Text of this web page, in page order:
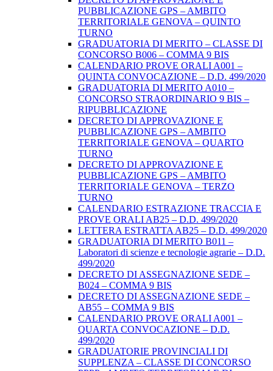
PUBBLICAZIONE GPS – AMBITO
TERRITORIALE GENOVA – QUINTO
TURNO
GRADUATORIA DI MERITO – CLASSE DI
CONCORSO B006 – COMMA 9 BIS
CALENDARIO PROVE ORALI A001 –
QUINTA CONVOCAZIONE – D.D. 499/2020
GRADUATORIA DI MERITO A010 –
CONCORSO STRAORDINARIO 9 BIS –
RIPUBBLICAZIONE
DECRETO DI APPROVAZIONE E
PUBBLICAZIONE GPS – AMBITO
TERRITORIALE GENOVA – QUARTO
TURNO
DECRETO DI APPROVAZIONE E
PUBBLICAZIONE GPS – AMBITO
TERRITORIALE GENOVA – TERZO
TURNO
CALENDARIO ESTRAZIONE TRACCIA E
PROVE ORALI AB25 – D.D. 499/2020
LETTERA ESTRATTA AB25 – D.D. 499/2020
GRADUATORIA DI MERITO B011 –
Laboratori di scienze e tecnologie agrarie – D.D.
499/2020
DECRETO DI ASSEGNAZIONE SEDE –
B024 – COMMA 9 BIS
DECRETO DI ASSEGNAZIONE SEDE –
AB55 – COMMA 9 BIS
CALENDARIO PROVE ORALI A001 –
QUARTA CONVOCAZIONE – D.D.
499/2020
GRADUATORIE PROVINCIALI DI
SUPPLENZA – CLASSE DI CONCORSO